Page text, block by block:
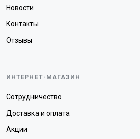
Новости
Контакты
Отзывы
ИНТЕРНЕТ-МАГАЗИН
Сотрудничество
Доставка и оплата
Акции